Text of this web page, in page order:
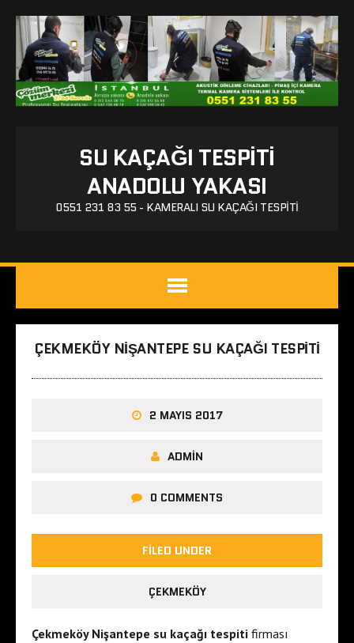
SU KAÇAĞI TESPITI
ANADOLU YAKASI
0551 231 83 55 - KAMERALI SU KAÇAĞI TESPITI
ÇEKMEKÖY NIŞANTEPE SU KAÇAĞI TESPITI
2 MAYIS 2017
ADMIN
0 COMMENTS
FILED UNDER
ÇEKMEKÖY
Çekmeköy Nişantepe su kaçağı tespiti firması